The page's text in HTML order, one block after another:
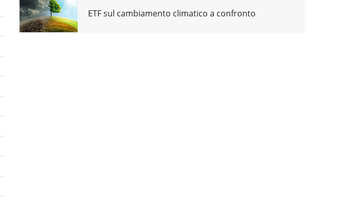
ETF sul cambiamento climatico a confronto